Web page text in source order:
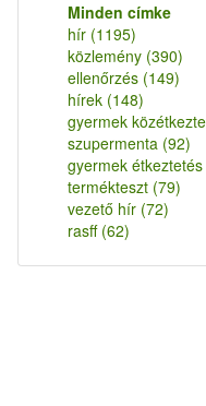
Minden címke
hír (1195)
közlemény (390)
ellenőrzés (149)
hírek (148)
gyermek
szupermenta (92)
gyermek étkeztetés
termékteszt (79)
vezető hír (72)
rasff (62)